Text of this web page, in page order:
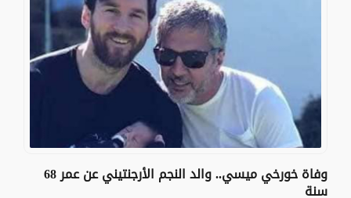
وفاة خورخي ميسي.. والد النجم الأرجنتيني عن عمر 68
سنة